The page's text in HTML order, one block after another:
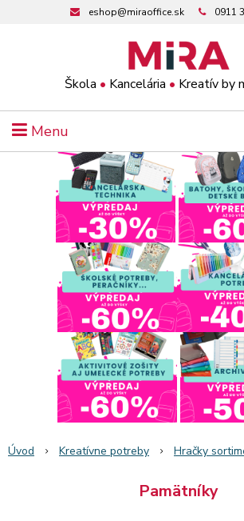
Škola • Kancelária • Kreatív by
eshop@miraoffice.sk 0911
Menu
Úvod Kreatívne potreby Hračky
Pamätníky